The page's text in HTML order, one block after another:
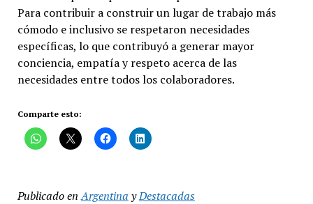
Para contribuir a construir un lugar de trabajo más
cómodo e inclusivo se respetaron necesidades
específicas, lo que contribuyó a generar mayor
conciencia, empatía y respeto acerca de las
necesidades entre todos los colaboradores.
Comparte esto:
Publicado en Argentina yDestacadas